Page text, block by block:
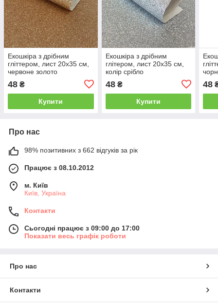
Екошкіра з дрібним
гліттером, лист 20х35 см,
червоне золото
48 ₴
Купити
Екошкіра з дрібним
глітером, лист 20х35 см,
колір срібло
48₴
Купити
48
Про нас
98% позитивних з 662 відгуків за рік
Працює з 08.10.2012
м. Київ
Київ, Україна
Контакти
Сьогодні працює з 09:00 до 17:00
Показати весь графік роботи
Про нас
Контакти